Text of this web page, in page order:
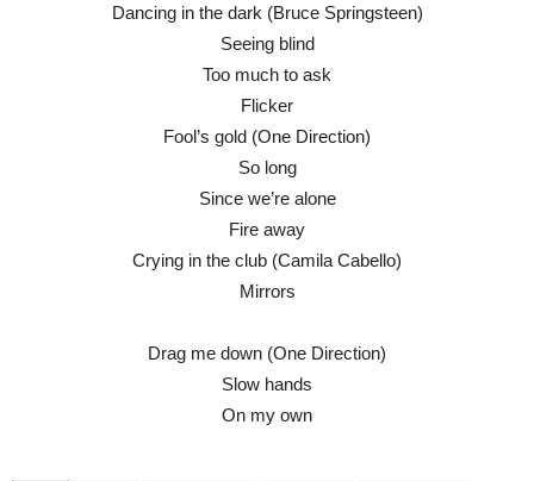
Dancing in the dark (Bruce Springsteen)
Seeing blind
Too much to ask
Flicker
Fool’s gold (One Direction)
So long
Since we’re alone
Fire away
Crying in the club (Camila Cabello)
Mirrors
Drag me down (One Direction)
Slow hands
On my own